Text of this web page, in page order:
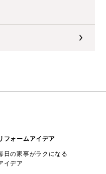
フォームアイデア
日の家事がラクになる
イデア